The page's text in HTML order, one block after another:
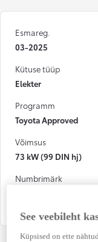
Esmareg.
03-2025
Kütuse tüüp
Elekter
Programm
Toyota Approved
Võimsus
73 kW (99 DIN hj)
Numbrimärk
See veebileht
Küpsised on ette